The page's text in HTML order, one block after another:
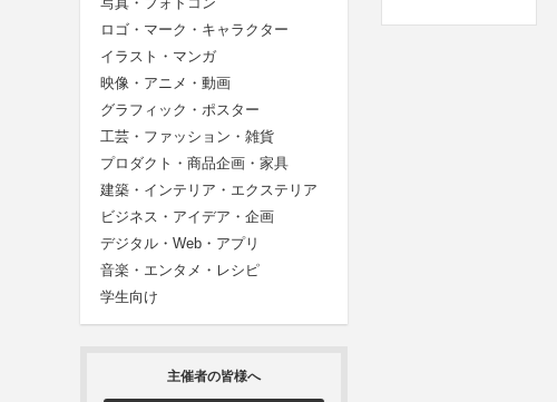
ロゴ・マーク・キャラクター
イラスト・マンガ
映像・アニメ・動画
グラフィック・ポスター
工芸・ファッション・雑貨
プロダクト・商品企画・家具
建築・インテリア・エクステリア
ビジネス・アイデア・企画
デジタル・Web・アプリ
音楽・エンタメ・レシピ
学生向け
主催者の皆様へ